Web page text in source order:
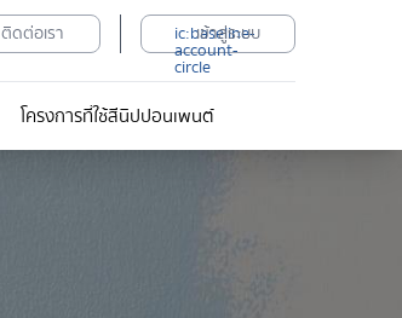
ติดต่อเรา ic:baseline-
account-
circle
เข้าสู่ระบบ
โครงการที่ใช้สีนิปปอนเพนต์